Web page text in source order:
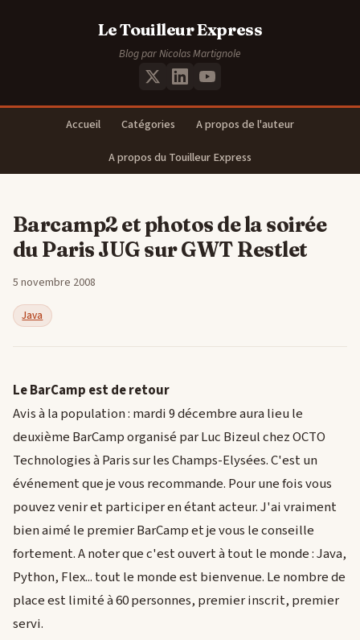
Le Touilleur Express
Blog par Nicolas Martignole
Accueil Catégories
A propos de l'auteur
A propos du Touilleur Express
Barcamp2 et photos de la soirée
du Paris JUG sur GWT Restlet
5 novembre 2008
Java
Le BarCamp est de retour
Avis à la population : mardi 9 décembre aura lieu le
deuxième BarCamp organisé par Luc Bizeul chez OCTO
Technologies à Paris sur les Champs-Elysées. C'est un
événement que je vous recommande. Pour une fois vous
pouvez venir et participer en étant acteur. J'ai vraiment
bien aimé le premier BarCamp et je vous le conseille
fortement. A noter que c'est ouvert à tout le monde : Java,
Python, Flex... tout le monde est bienvenue. Le nombre de
place est limité à 60 personnes, premier inscrit, premier
servi.